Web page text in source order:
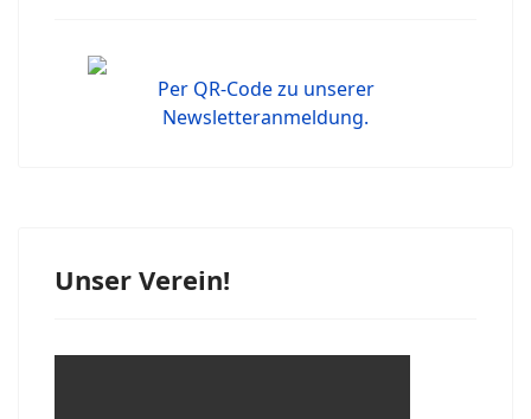
Per QR-Code zu unserer
Newsletteranmeldung.
Unser Verein!